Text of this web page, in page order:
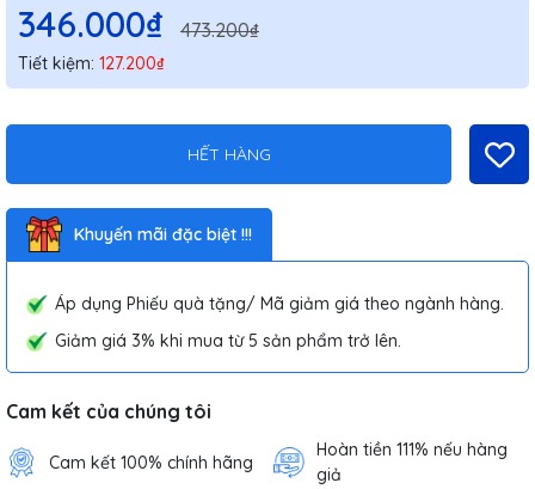
346.000₫ 473.200₫
Tiết kiệm: 127.200₫
HẾT HÀNG
Khuyến mãi đặc biệt !!!
Áp dụng Phiếu quà tặng/ Mã giảm giá theo ngành hàng.
Giảm giá 3% khi mua từ 5 sản phẩm trở lên.
Cam kết của chúng tôi
Cam kết 100% chính hãng
Hoàn tiền 111% nếu hàng
giả